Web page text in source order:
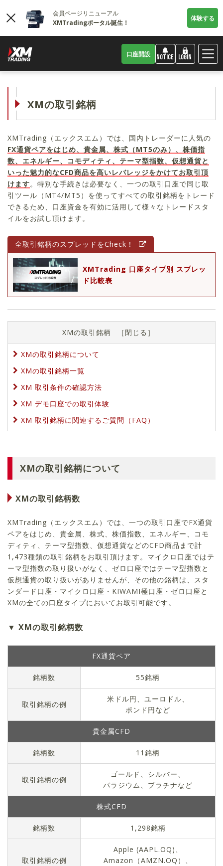
会員ページリニューアル
XMTradingポータル誕生！
体験する
口座開設 NOTICE LOGIN
XMの取引銘柄
XMTrading（エックスエム）では、国内トレーダーに人気の
FX通貨ペアをはじめ、貴金属、株式（MT5のみ）、株価指
数、エネルギー、コモディティ、テーマ型指数、仮想通貨と
いった魅力的なCFD商品を高いレバレッジをかけてお取引頂
けます。特別な手続きは必要なく、一つの取引口座で同じ取
引ツール（MT4/MT5）を使ってすべての取引銘柄をトレード
できるため、口座資金を有効に活用して様々なトレードスタ
イルをお試し頂けます。
全取引銘柄のスプレッドをCheck！
XMTrading 口座タイプ別 スプレッ
ド比較表
XMの取引銘柄 ［ 閉じる ］
XMの取引銘柄について
XMの取引銘柄一覧
XM 取引条件の確認方法
XM デモ口座での取引体験
XM 取引銘柄に関連するご質問（FAQ）
XMの取引銘柄について
XMの取引銘柄数
XMTrading（エックスエム）では、一つの取引口座でFX通貨
ペアをはじめ、貴金属、株式、株価指数、エネルギー、コモ
ディティ、テーマ型指数、仮想通貨などのCFD商品まで計
1,473種類の取引銘柄をお取引頂けます。マイクロ口座ではテ
ーマ型指数の取り扱いがなく、ゼロ口座ではテーマ型指数と
仮想通貨の取り扱いがありませんが、その他の銘柄は、スタ
ンダード口座・マイクロ口座・KIWAMI極口座・ゼロ口座と
XMの全ての口座タイプにおいてお取引可能です。
XMの取引銘柄数
FX通貨ペア
銘柄数 55銘柄
取引銘柄の例
米ドル円、ユーロドル、
ポンド円など
貴金属CFD
銘柄数 11 銘柄
取引銘柄の例
ゴールド、シルバー、
パラジウム、プラチナなど
株式CFD
銘柄数 1,298銘柄
取引銘柄の例
Apple (AAPL.OQ)、
Amazon（AMZN.OQ）、